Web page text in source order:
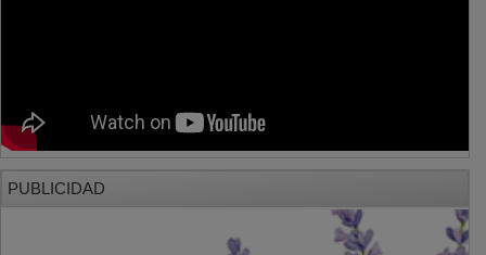
PUBLICIDAD